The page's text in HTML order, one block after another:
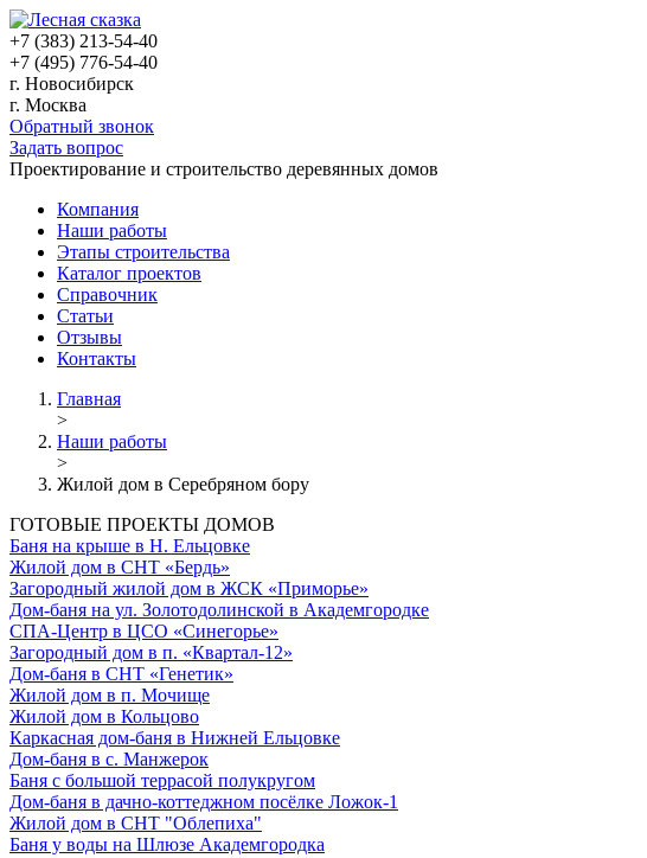
+7 (383) 213-54-40
+7 (495) 776-54-40
г. Новосибирск
г. Москва
Обратный звонок
Задать вопрос
Проектирование и строительство деревянных домов
Компания
Наши работы
Этапы строительства
Каталог проектов
Справочник
Статьи
Отзывы
Контакты
Главная
>
Наши работы
>
Жилой дом в Серебряном бору
ГОТОВЫЕ ПРОЕКТЫ ДОМОВ
Баня на крыше в Н. Ельцовке
Жилой дом в СНТ «Бердь»
Загородный жилой дом в ЖСК «Приморье»
Дом-баня на ул. Золотодолинской в Академгородке
СПА-Центр в ЦСО «Синегорье»
Загородный дом в п. «Квартал-12»
Дом-баня в СНТ «Генетик»
Жилой дом в п. Мочище
Жилой дом в Кольцово
Каркасная дом-баня в Нижней Ельцовке
Дом-баня в с. Манжерок
Баня с большой террасой полукругом
Дом-баня в дачно-коттеджном посёлке Ложок-1
Жилой дом в СНТ "Облепиха"
Баня у воды на Шлюзе Академгородка